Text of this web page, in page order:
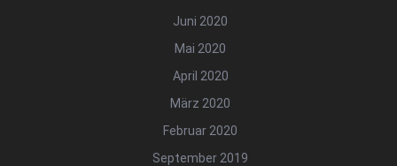
Juni 2020
Mai 2020
April 2020
März 2020
Februar 2020
September 2019